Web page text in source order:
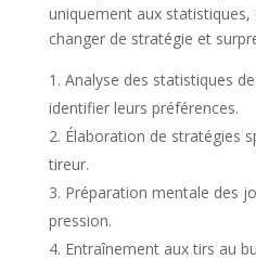
uniquement aux
changer de stratégie et
Analyse des statistiques
identifier leurs préférences.
Élaboration de stratégies
tireur.
Préparation mentale des
pression.
Entraînement aux tirs au